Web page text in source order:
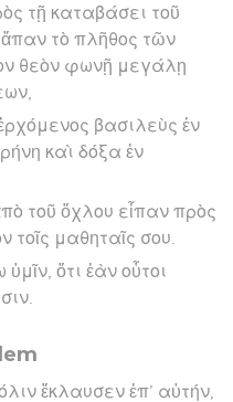
τῇ καταβάσει τοῦ
τὸ πλῆθος τῶν
θεὸν φωνῇ μεγάλῃ
βασιλεὺς ἐν
καὶ δόξα ἐν
τοῦ ὄχλου εἶπαν πρὸς
τοῖς μαθηταῖς σου.
ὅτι ἐὰν οὗτοι
ἔκλαυσεν ἐπ’ αὐτήν,